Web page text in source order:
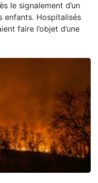
le signalement d’un
enfants. Hospitalisés
faire l’objet d’une